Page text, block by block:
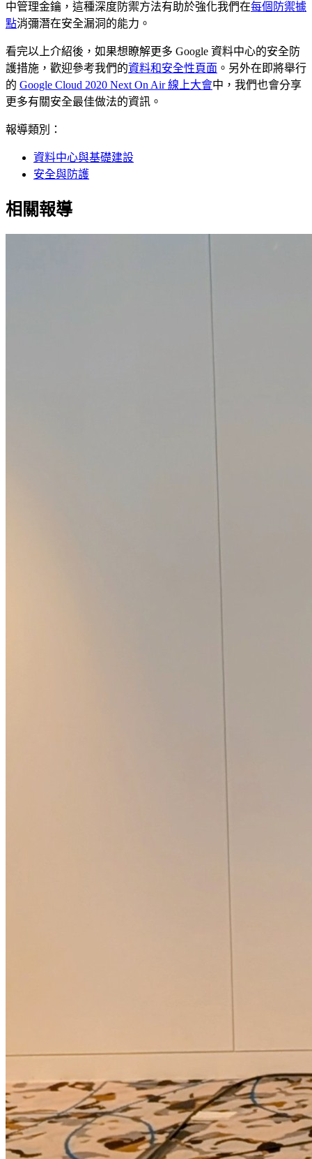
中管理金鑰，這種深度防禦方法有助於強化我們在每個防禦據
點消彌潛在安全漏洞的能力。
看完以上介紹後，如果想瞭解更多 Google 資料中心的安全防
護措施，歡迎參考我們的資料和安全性頁面 。另外在即將舉行
的 Google Cloud 2020 Next On Air 線上大會中，我們也會分享
更多有關安全最佳做法的資訊。
報導類別：
資料中心與基礎建設
安全與防護
相關報導